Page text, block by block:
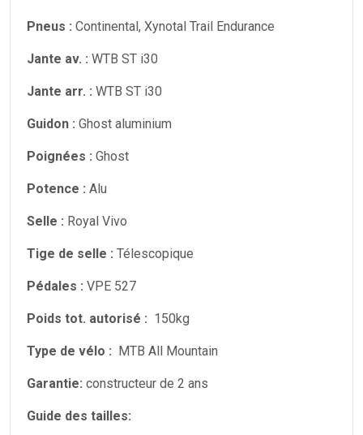
Pneus : Continental, Xynotal Trail Endurance
Jante av. : WTB ST i30
Jante arr. : WTB ST i30
Guidon : Ghost aluminium
Poignées : Ghost
Potence : Alu
Selle : Royal Vivo
Tige de selle : Télescopique
Pédales : VPE 527
Poids tot. autorisé : 150kg
Type de vélo : MTB All Mountain
Garantie: constructeur de 2 ans
Guide des tailles: